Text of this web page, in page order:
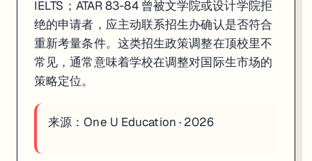
IELTS；ATAR 83-84 曾被文学院或设计学院拒
绝的申请者，应主动联系招生办确认是否符合
重新考量条件。这类招生政策调整在顶校里不
常见，通常意味着学校在调整对国际生市场的
策略定位。
来源：One U Education · 2026